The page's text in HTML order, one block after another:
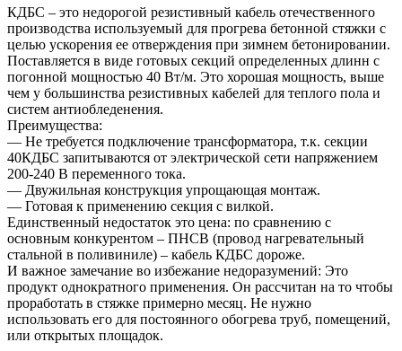
КДБС – это недорогой резистивный кабель отечественного
производства используемый для прогрева бетонной стяжки с
целью ускорения ее отверждения при зимнем бетонировании.
Поставляется в виде готовых секций определенных длинн с
погонной мощностью 40 Вт/м. Это хорошая мощность, выше
чем у большинства резистивных кабелей для теплого пола и
систем антиобледенения.
Преимущества:
— Не требуется подключение трансформатора, т.к. секции
40КДБС запитываются от электрической сети напряжением
200-240 В переменного тока.
— Двужильная конструкция упрощающая монтаж.
— Готовая к применению секция с вилкой.
Единственный недостаток это цена: по сравнению с
основным конкурентом – ПНСВ (провод нагревательный
стальной в поливиниле) – кабель КДБС дороже.
И важное замечание во избежание недоразумений: Это
продукт однократного применения. Он рассчитан на то чтобы
проработать в стяжке примерно месяц. Не нужно
использовать его для постоянного обогрева труб, помещений,
или открытых площадок.